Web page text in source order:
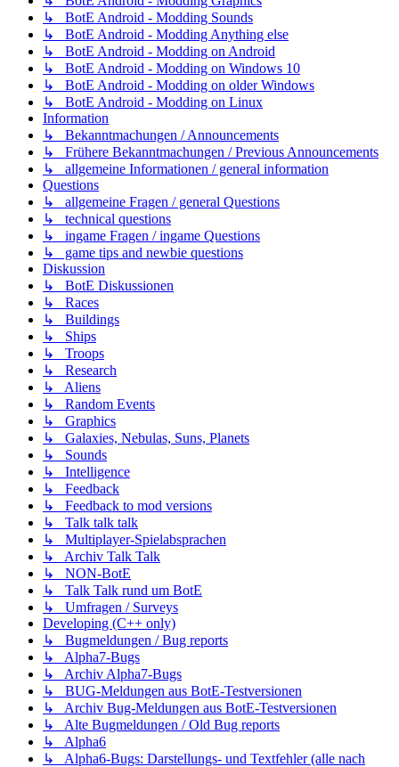
↳ BotE Android - Modding Sounds
↳ BotE Android - Modding Anything else
↳ BotE Android - Modding on Android
↳ BotE Android - Modding on Windows 10
↳ BotE Android - Modding on older Windows
↳ BotE Android - Modding on Linux
Information
↳ Bekanntmachungen / Announcements
↳ Frühere Bekanntmachungen / Previous Announcements
↳ allgemeine Informationen / general information
Questions
↳ allgemeine Fragen / general Questions
↳ technical questions
↳ ingame Fragen / ingame Questions
↳ game tips and newbie questions
Diskussion
↳ BotE Diskussionen
↳ Races
↳ Buildings
↳ Ships
↳ Troops
↳ Research
↳ Aliens
↳ Random Events
↳ Graphics
↳ Galaxies, Nebulas, Suns, Planets
↳ Sounds
↳ Intelligence
↳ Feedback
↳ Feedback to mod versions
↳ Talk talk talk
↳ Multiplayer-Spielabsprachen
↳ Archiv Talk Talk
↳ NON-BotE
↳ Talk Talk rund um BotE
↳ Umfragen / Surveys
Developing (C++ only)
↳ Bugmeldungen / Bug reports
↳ Alpha7-Bugs
↳ Archiv Alpha7-Bugs
↳ BUG-Meldungen aus BotE-Testversionen
↳ Archiv Bug-Meldungen aus BotE-Testversionen
↳ Alte Bugmeldungen / Old Bug reports
↳ Alpha6
↳ Alpha6-Bugs: Darstellungs- und Textfehler (alle nach